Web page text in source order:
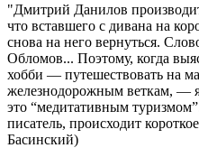
"Дмитрий Данилов
что вставшего с дивана на
снова на него вернуться.
Обломов... Поэтому, когда
хобби — путешествовать на
железнодорожным веткам, —
это “медитативным
писатель, происходит
Басинский)